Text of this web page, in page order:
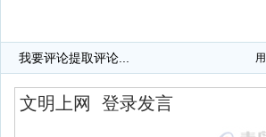
我要评论提取评论...